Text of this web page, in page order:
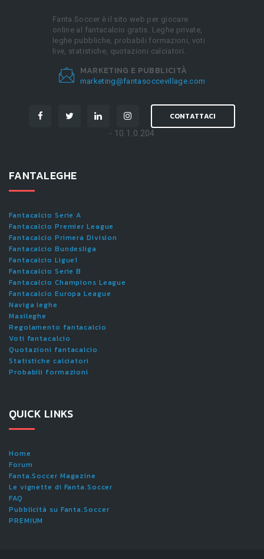
Fanta.Soccer è il sito web per giocare
online al fantacalcio gratis. Leghe private,
leghe pubbliche, probabili formazioni, voti
live, statistiche, quotazioni calciatori.
MARKETING E PUBBLICITÀ
marketing@fantasoccevillage.com
CONTATTACI
- 10.1.0.204
FANTALEGHE
Fantacalcio Serie A
Fantacalcio Premier League
Fantacalcio Primera Division
Fantacalcio Bundesliga
Fantacalcio Ligue1
Fantacalcio Serie B
Fantacalcio Champions League
Fantacalcio Europa League
Naviga leghe
Maxileghe
Regolamento fantacalcio
Voti fantacalcio
Quotazioni fantacalcio
Statistiche calciatori
Probabili formazioni
QUICK LINKS
Home
Forum
Fanta.Soccer Magazine
Le vignette di Fanta.Soccer
FAQ
Pubblicità su Fanta.Soccer
PREMIUM